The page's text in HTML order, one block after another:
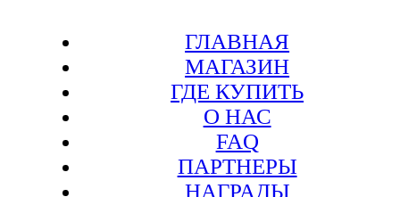
ГЛАВНАЯ
МАГАЗИН
ГДЕ КУПИТЬ
О НАС
FAQ
ПАРТНЕРЫ
НАГРАДЫ